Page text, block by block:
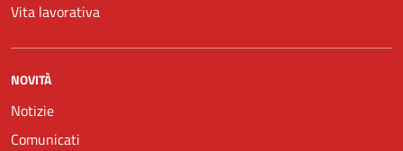
Vita lavorativa
NOVITÀ
Notizie
Comunicati